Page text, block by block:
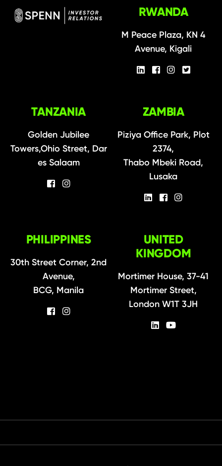
RWANDA
M Peace Plaza, KN 4
Avenue, Kigali
TANZANIA
Golden Jubilee
Towers,Ohio Street, Dar
es Salaam
ZAMBIA
Piziya Office Park, Plot
2374,
Thabo Mbeki Road,
Lusaka
PHILIPPINES
30th Street Corner, 2nd
Avenue,
BCG, Manila
UNITED
KINGDOM
Mortimer House, 37-41
Mortimer Street,
London W1T 3JH